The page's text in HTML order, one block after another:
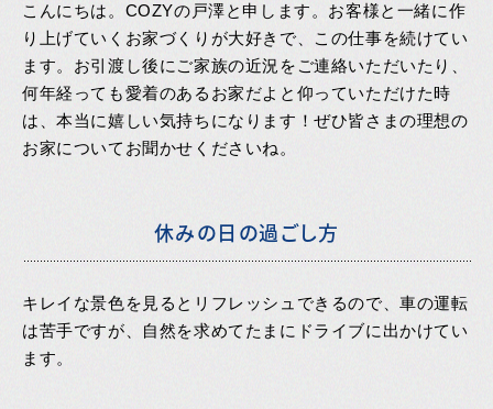
こんにちは。COZYの戸澤と申します。お客様と一緒に作
り上げていくお家づくりが大好きで、この仕事を続けてい
ます。お引渡し後にご家族の近況をご連絡いただいたり、
何年経っても愛着のあるお家だよと仰っていただけた時
は、本当に嬉しい気持ちになります！ぜひ皆さまの理想の
お家についてお聞かせくださいね。
休みの日の過ごし方
キレイな景色を見るとリフレッシュできるので、車の運転
は苦手ですが、自然を求めてたまにドライブに出かけてい
ます。